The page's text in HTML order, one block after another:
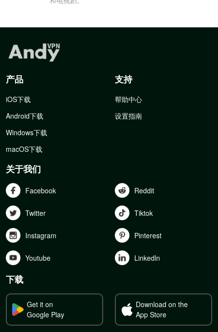
产品
iOS下载
Android下载
Windows下载
macOS下载
支持
帮助中心
设置指南
关于我们
Facebook Reddit
Twitter Tiktok
Instagram Pinterest
Youtube Linkedln
下载
Get it on
Google Play
Download on the
App Store